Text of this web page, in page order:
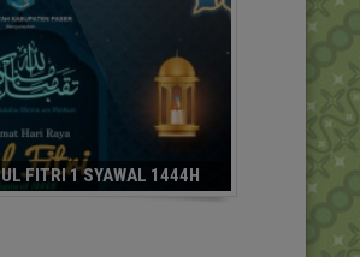
FITRI 1 SYAWAL 1444H